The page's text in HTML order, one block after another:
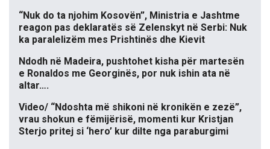
“Nuk do ta njohim Kosovën”, Ministria e Jashtme
reagon pas deklaratës së Zelenskyt në Serbi: Nuk
ka paralelizëm mes Prishtinës dhe Kievit
Ndodh në Madeira, pushtohet kisha për martesën
e Ronaldos me Georginës, por nuk ishin ata në
altar….
Video/ “Ndoshta më shikoni në kronikën e zezë”,
vrau shokun e fëmijërisë, momenti kur Kristjan
Sterjo pritej si ‘hero’ kur dilte nga paraburgimi